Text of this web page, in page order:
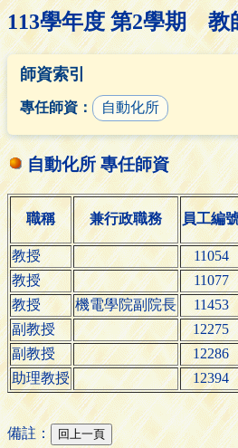
113學年度 第2學期 教
師資索引
專任師資： 自動化所
自動化所 專任師資
職稱 兼行政職務 員工編
教授
11054
教授
11077
教授
機電學院副院長 11453
副教授
12275
副教授
12286
助理教授
12394
備註：